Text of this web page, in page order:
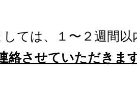
ては、１〜２週間以
絡させていただきま